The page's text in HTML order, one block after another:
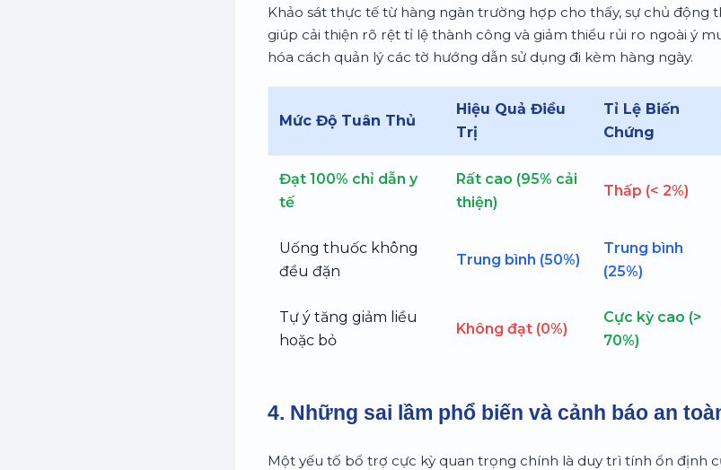
Khảo sát thực tế từ hàng ngàn trường hợp cho thấy, sự chủ động
giúp cải thiện rõ rệt tỉ lệ thành công và giảm thiểu rủi ro ngoài ý
hóa cách quản lý các tờ hướng dẫn sử dụng đi kèm hàng ngày.
Mức Độ Tuân Thủ
Hiệu Quả Điều
Trị
Tỉ Lệ Biến
Chứng
Đạt 100% chỉ dẫn y
tế
Rất cao (95% cải
thiện)
Thấp (< 2%)
Uống thuốc không
đều đặn
Trung bình (50%)
Trung bình
(25%)
Tự ý tăng giảm liều
hoặc bỏ
Không đạt (0%)
Cực kỳ cao (>
70%)
4. Những sai lầm phổ biến và cảnh báo an
Một yếu tố bổ trợ cực kỳ quan trọng chính là duy trì tính ổn định